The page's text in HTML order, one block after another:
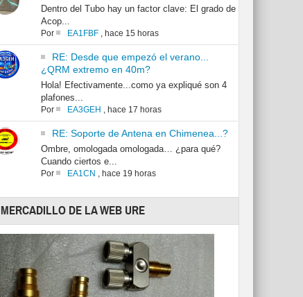
Dentro del Tubo hay un factor clave: El grado de
Acop...
Por EA1FBF, hace 15 horas
RE: Desde que empezó el verano...
¿QRM extremo en 40m?
Hola! Efectivamente...como ya expliqué son 4
plafones...
Por EA3GEH , hace 17 horas
RE: Soporte de Antena en Chimenea...?
Ombre, omologada omologada… ¿para qué?
Cuando ciertos e...
Por EA1CN , hace 19 horas
MERCADILLO DE LA WEB URE